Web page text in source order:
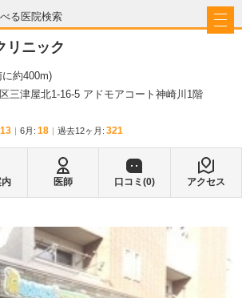
る医院検索
リニック
に約400m)
三津屋北1-16-5 アドモアコート神崎川1階
13 6月 : 18 過去12ヶ月: 321
医師 口コミ(0) アクセス